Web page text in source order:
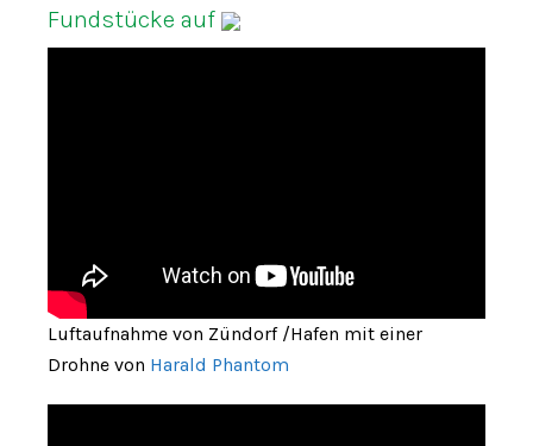
Fundstücke auf
Luftaufnahme von Zündorf /Hafen mit einer
Drohne von Harald Phantom